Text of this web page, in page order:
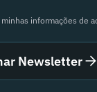
informações de
Newsletter